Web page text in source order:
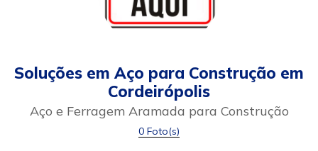
Soluções em Aço para Construção em
Cordeirópolis
Aço e Ferragem Aramada para Construção
0 Foto(s)